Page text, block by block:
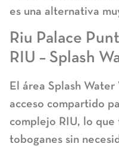
es una alternativa
Riu Palace
RIU – Splash
El área Splash Water
acceso compartido
complejo RIU, lo
toboganes sin